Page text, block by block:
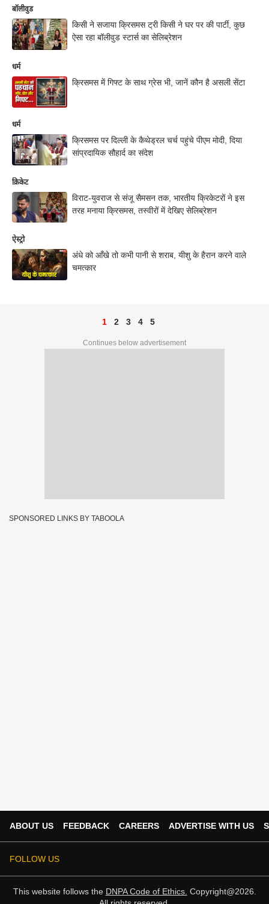
बॉलीवुड
किसी ने सजाया क्रिसमस ट्री किसी ने घर पर की पार्टी, कुछ
ऐसा रहा बॉलीवुड स्टार्स का सेलिब्रेशन
धर्म
क्रिसमस में गिफ्ट के साथ ग्रेस भी, जानें कौन है असली सेंटा
धर्म
क्रिसमस पर दिल्ली के कैथेड्रल चर्च पहुंचे पीएम मोदी, दिया
सांप्रदायिक सौहार्द का संदेश
क्रिकेट
विराट-युवराज से संजू सैमसन तक, भारतीय क्रिकेटरों ने इस
तरह मनाया क्रिसमस, तस्वीरों में देखिए सेलिब्रेशन
ऐस्ट्रो
अंधे को आँखे तो कभी पानी से शराब, यीशु के हैरान करने वाले
चमत्कार
1 2 3 4 5
Continues below advertisement
SPONSORED LINKS BY TABOOLA
ABOUT US FEEDBACK CAREERS ADVERTISE WITH US
FOLLOW US
This website follows the DNPA Code of Ethics. Copyright@2026.